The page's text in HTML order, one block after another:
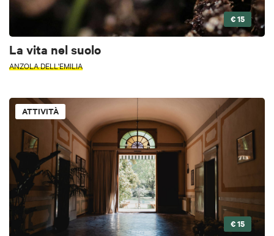
€ 15
La vita nel suolo
ANZOLA DELL'EMILIA
ATTIVITÀ
€ 15